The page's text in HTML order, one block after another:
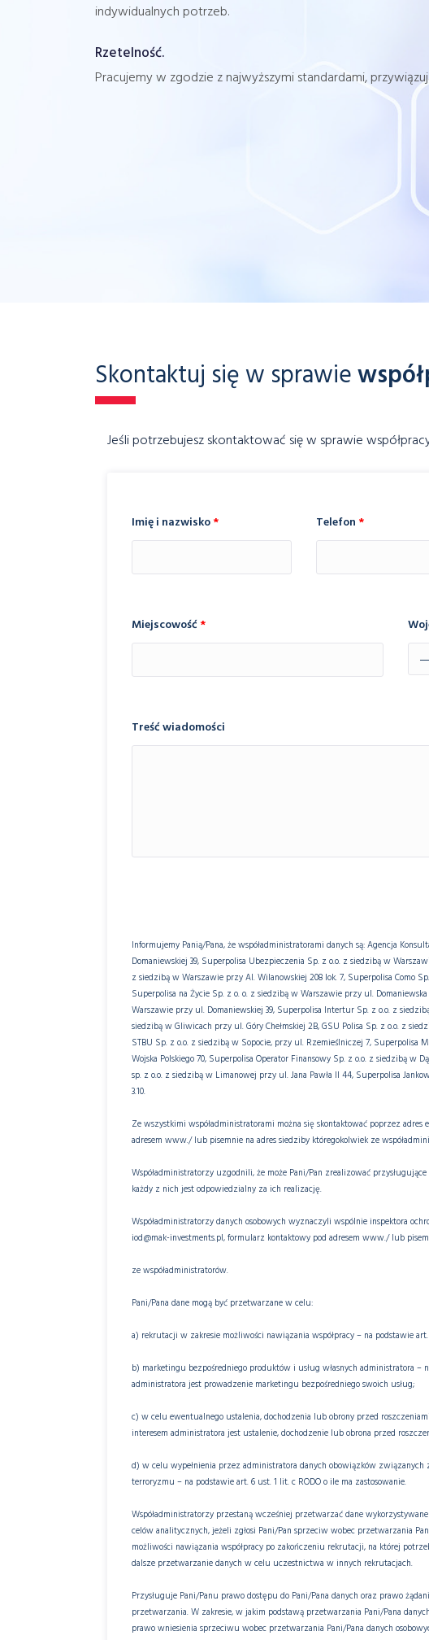
indywidualnych potrzeb.
Rzetelność.
Pracujemy w zgodzie z najwyższymi standardami,
Skontaktuj się w sprawie
Jeśli potrzebujesz skontaktować się w sprawie
Imię i nazwisko* Telefon *
Miejscowość*
Treść wiadomości
Informujemy Panią/Pana, że współadministratorami danych są: Agencja
Domaniewskiej 39, Superpolisa Ubezpieczenia Sp. z o.o. z siedzibą w
z siedzibą w Warszawie przy Al. Wilanowskiej 208 lok. 7, Superpolisa Como
Superpolisa na Życie Sp. z o. o. z siedzibą w Warszawie przy ul.
Warszawie przy ul. Domaniewskiej 39, Superpolisa Intertur Sp. z o.o. z
siedzibą w Gliwicach przy ul. Góry Chełmskiej 2B, GSU Polisa Sp. z o.o. z
STBU Sp. z o.o. z siedzibą w Sopocie, przy ul. Rzemieślniczej 7,
Wojska Polskiego 70, Superpolisa Operator Finansowy Sp. z o.o. z siedzibą w
sp. z o.o. z siedzibą w Limanowej przy ul. Jana Pawła II 44, Superpolisa
3.10.
Ze wszystkimi współadministratorami można się skontaktować poprzez
adresem www./ lub pisemnie na adres siedziby któregokolwiek ze
Współadministratorzy uzgodnili, że może Pani/Pan zrealizować
każdy z nich jest odpowiedzialny za ich realizację.
Współadministratorzy danych osobowych wyznaczyli wspólnie inspektora
iod@mak-investments.pl, formularz kontaktowy pod adresem www./ lub
ze współadministratorów.
Pani/Pana dane mogą być przetwarzane w celu:
a) rekrutacji w zakresie możliwości nawiązania współpracy – na podstawie
b) marketingu bezpośredniego produktów i usług własnych administratora –
administratora jest prowadzenie marketingu bezpośredniego swoich usług;
c) w celu ewentualnego ustalenia, dochodzenia lub obrony przed
interesem administratora jest ustalenie, dochodzenie lub obrona przed
d) w celu wypełnienia przez administratora danych obowiązków
terroryzmu – na podstawie art. 6 ust. 1 lit. c RODO o ile ma zastosowanie.
Współadministratorzy przestaną wcześniej przetwarzać dane
celów analitycznych, jeżeli zgłosi Pani/Pan sprzeciw wobec przetwarzania
możliwości nawiązania współpracy po zakończeniu rekrutacji, na której
dalsze przetwarzanie danych w celu uczestnictwa w innych rekrutacjach.
Przysługuje Pani/Panu prawo dostępu do Pani/Pana danych oraz prawo
przetwarzania. W zakresie, w jakim podstawą przetwarzania Pani/Pana
prawo wniesienia sprzeciwu wobec przetwarzania Pani/Pana danych